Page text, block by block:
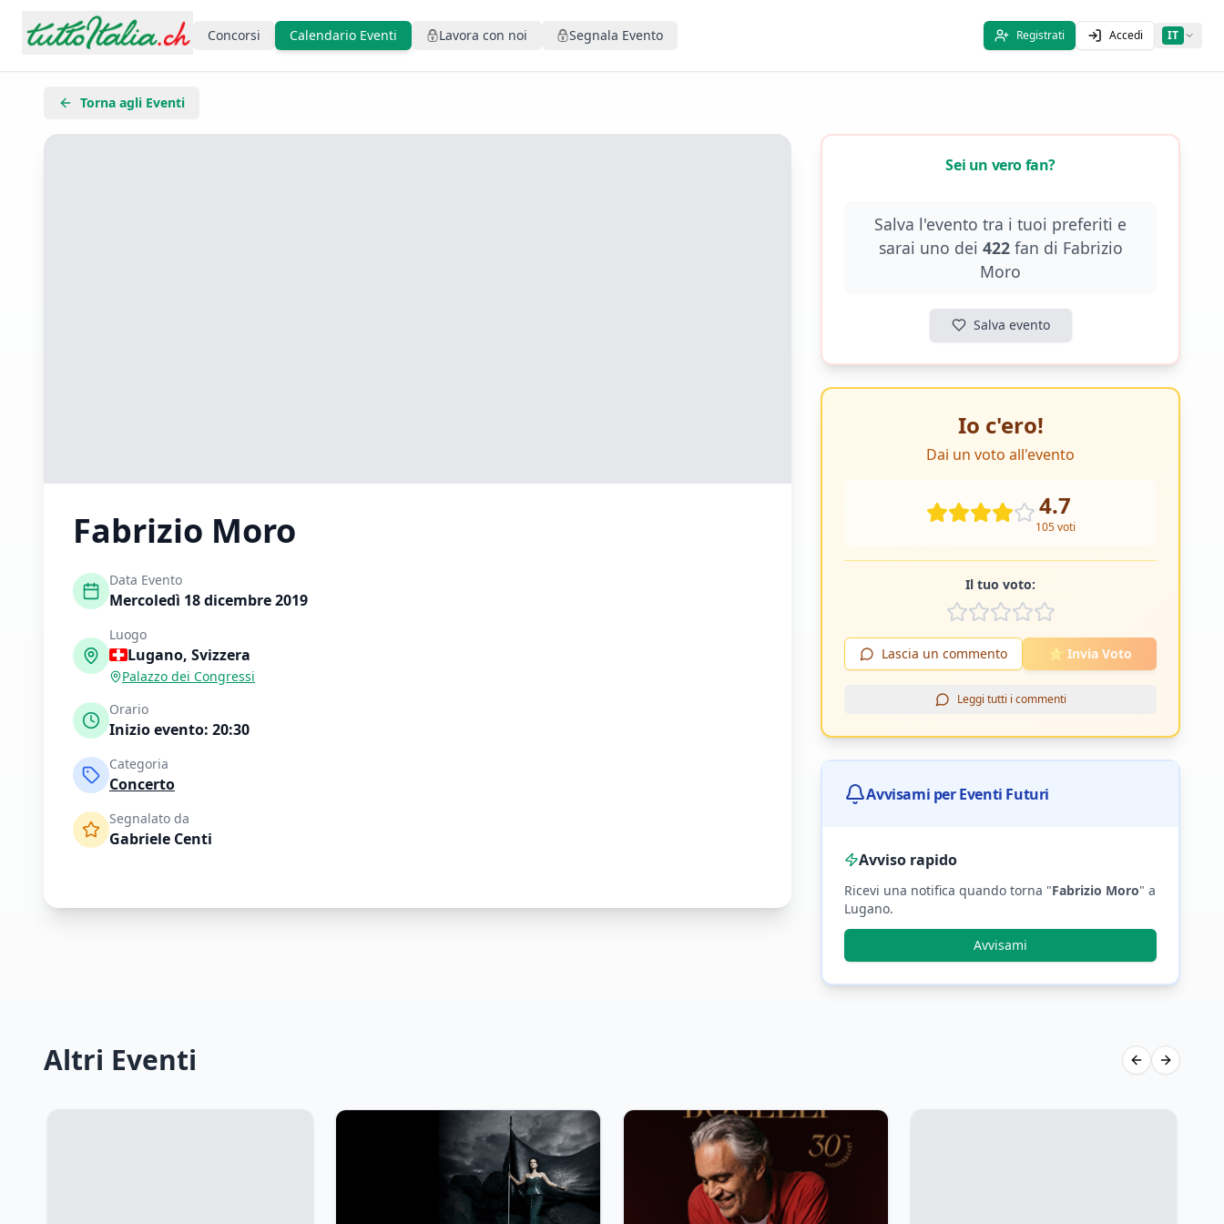
Concorsi Calendario Eventi Lavora con noi Segnala Evento Registrati Accedi IT
Torna agli Eventi
Fabrizio Moro
Data Evento
Mercoledì 18 dicembre 2019
Luogo
Lugano, Svizzera
Palazzo dei Congressi
Orario
Inizio evento: 20:30
Categoria
Concerto
Segnalato da
Gabriele Centi
Sei un vero fan?
Salva l'evento tra i tuoi preferiti e
sarai uno dei 422fan di Fabrizio
Moro
Salva evento
Io c'ero!
Dai un voto all'evento
4.7
105voti
Il tuo voto:
Lascia un commento ⭐ Invia Voto
Leggi tutti i commenti
Avvisami per Eventi Futuri
Avviso rapido
Ricevi una notifica quando torna "Fabrizio Moro" a
Lugano.
Avvisami
Altri Eventi Previous slide
Next